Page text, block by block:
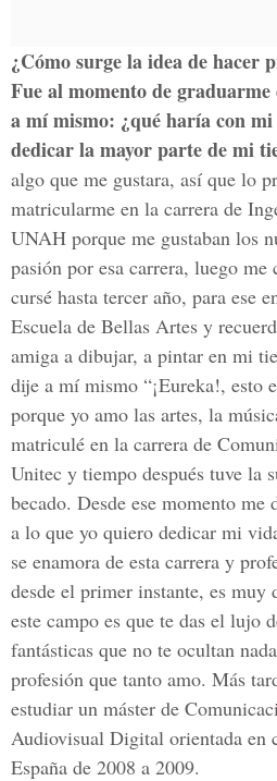
¿Cómo surge la idea de hacer
Fue al momento de
a mí mismo: ¿qué haría con
dedicar la mayor parte de mi
algo que me gustara, así que lo
matricularme en la carrera de
UNAH porque me gustaban los
pasión por esa carrera, luego
cursé hasta tercer año, para ese
Escuela de Bellas Artes y
amiga a dibujar, a pintar en mi
dije a mí mismo “¡Eureka!, esto
porque yo amo las artes, la
matriculé en la carrera de
Unitec y tiempo después tuve la
becado. Desde ese momento
a lo que yo quiero dedicar mi
se enamora de esta carrera y
desde el primer instante, es
este campo es que te das el lujo
fantásticas que no te ocultan
profesión que tanto amo. Más
estudiar un máster de
Audiovisual Digital orientada en
España de 2008 a 2009.